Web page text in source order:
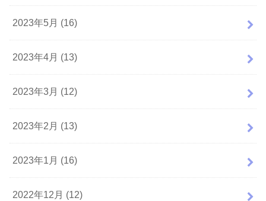
2023年5月 (16)
2023年4月 (13)
2023年3月 (12)
2023年2月 (13)
2023年1月 (16)
2022年12月 (12)